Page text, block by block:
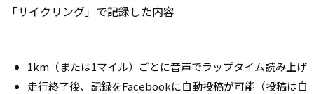
「サイクリング」で記録した内容
1km（または1マイル）ごとに音声でラップタイム読み上げ
走行終了後、記録をFacebookに自動投稿が可能（投稿は自